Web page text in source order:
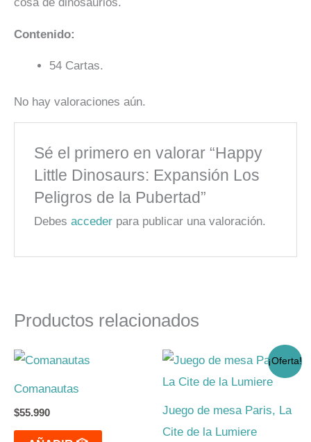
cosa de dinosaurios.
Contenido:
54 Cartas.
No hay valoraciones aún.
Sé el primero en valorar “Happy
Little Dinosaurs: Expansión Los
Peligros de la Pubertad”
Debesacceder para publicar una valoración.
Productos relacionados
Comanautas
$55.990
¡Oferta!
Juego de mesa Paris, La
Cite de la Lumiere
El
original
$23.990.
El
actual
$19.990.